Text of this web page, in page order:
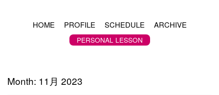
HOME PROFILE SCHEDULE ARCHIVE
PERSONAL LESSON
Month: 11月 2023